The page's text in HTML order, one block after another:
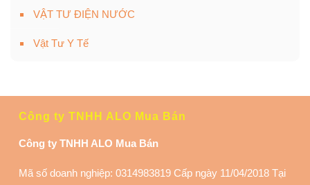
VẬT TƯ ĐIỆN NƯỚC
Vật Tư Y Tế
Công ty TNHH ALO Mua Bán
Công ty TNHH ALO Mua Bán
Mã số doanh nghiệp: 0314983819 Cấp ngày 11/04/2018 Tại